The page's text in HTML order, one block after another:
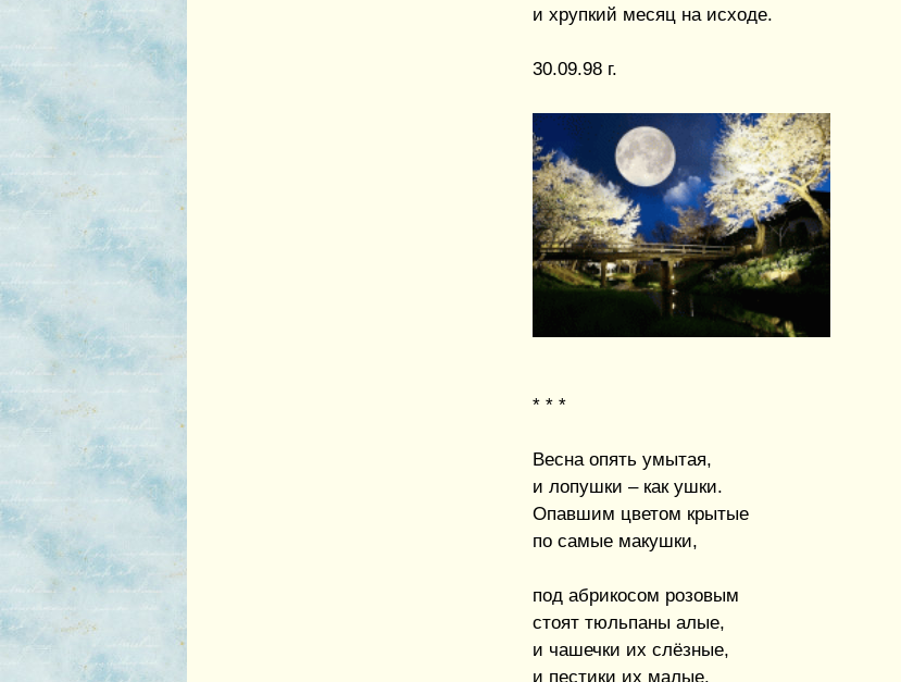
и хрупкий месяц на исходе.
30.09.98 г.
* * *
Весна опять умытая,
и лопушки – как ушки.
Опавшим цветом крытые
по самые макушки,
под абрикосом розовым
стоят тюльпаны алые,
и чашечки их слёзные,
и пестики их малые.